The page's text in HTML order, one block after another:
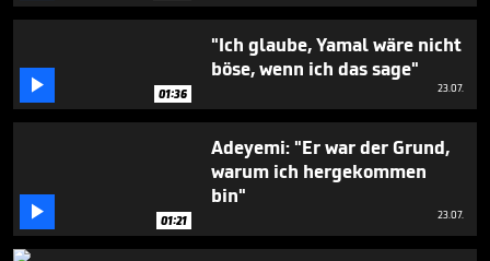
 01:36
"Ich glaube, Yamal wäre nicht
böse, wenn ich das sage"
23.07.
 01:21
Adeyemi: "Er war der Grund,
warum ich hergekommen
bin"
23.07.